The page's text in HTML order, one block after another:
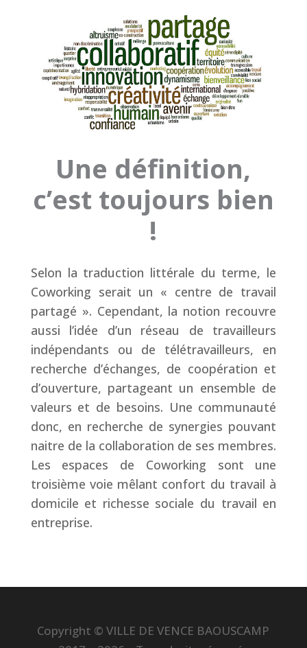
Une définition,
c’est toujours bien
!
Selon la traduction littérale du terme, le
Coworking serait un « centre de travail
partagé ». Cependant, la notion recouvre
aussi l’idée d’un réseau de travailleurs
indépendants ou de télétravailleurs, en
recherche d’échanges, de coopération et
d’ouverture, partageant un ensemble de
valeurs et de besoins. Une communauté
donc, en recherche de synergies pouvant
naitre de la collaboration de ses membres.
Les espaces de Coworking sont une
troisième voie mêlant confort du travail à
domicile et richesse sociale du travail en
entreprise.
Copyright © VILLE DE VENCE BAOUSCAMP